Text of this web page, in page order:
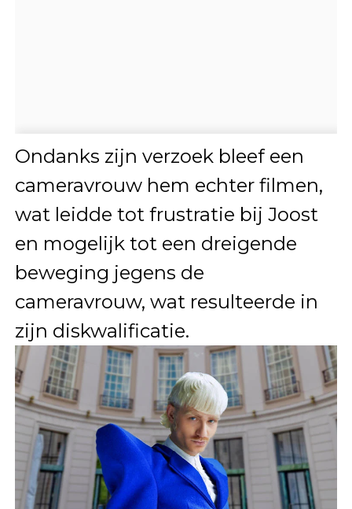
Ondanks zijn verzoek bleef een
cameravrouw hem echter filmen,
wat leidde tot frustratie bij Joost
en mogelijk tot een dreigende
beweging jegens de
cameravrouw, wat resulteerde in
zijn diskwalificatie.